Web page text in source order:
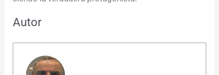
Autor